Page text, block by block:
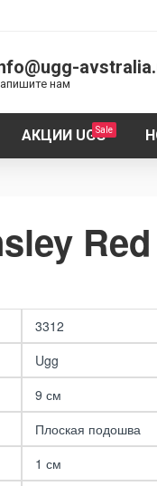
нам
АКЦИИ UGGSale
❎ Женские ботинки
UGG Women's
Neumel Boot
Chestnut
3312
Ugg
9 см
Плоская подошва
1 см